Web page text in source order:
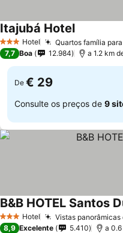
3 EstrelasHotel Quartos família
Itajubá Hotel
7,7 Boa 12.984
De € 29
Consulte os preços de 9
3 EstrelasHotel Vistas
B&B HOTEL Santos
8,9 Excelente 5.410